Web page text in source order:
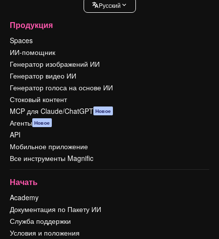
Pусский
Продукция
Spaces
ИИ-помощник
Генератор изображений ИИ
Генератор видео ИИ
Генератор голоса на основе ИИ
Стоковый контент
MCP для Claude/ChatGPT Новое
Агенты Новое
API
Мобильное приложение
Все инструменты Magnific
Начать
Academy
Документация по Пакету ИИ
Служба поддержки
Условия и положения